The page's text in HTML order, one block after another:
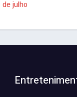
julho